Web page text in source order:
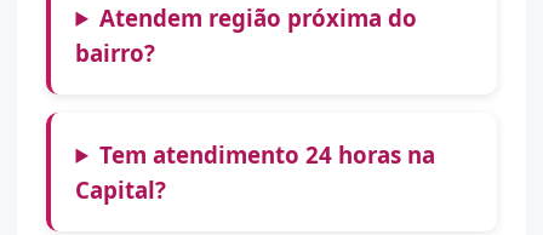
Atendem região próxima do
bairro?
Tem atendimento 24 horas na
Capital?